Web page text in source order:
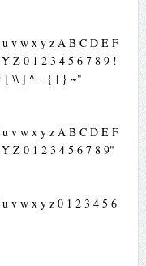
v w x y z A B C D E F
Z 0 1 2 3 4 5 6 7 8 9 !
[ \\ ] ^ _ { | } ~"
v w x y z A B C D E F
Z 0 1 2 3 4 5 6 7 8 9"
v w x y z 0 1 2 3 4 5 6